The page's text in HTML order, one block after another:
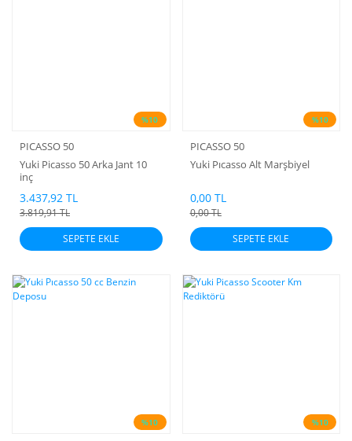
%10
PICASSO 50
Yuki Picasso 50 Arka Jant 10
inç
3.437,92 TL
3.819,91 TL
SEPETE EKLE
%10
PICASSO 50
Yuki Pıcasso Alt Marşbiyel
0,00 TL
0,00 TL
SEPETE EKLE
%10 %10